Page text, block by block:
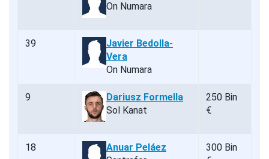
On Numara
39
Javier Bedolla-
Vera
On Numara
9
Dariusz Formella
Sol Kanat
250 Bin
€
18
Anuar Peláez
300 Bin